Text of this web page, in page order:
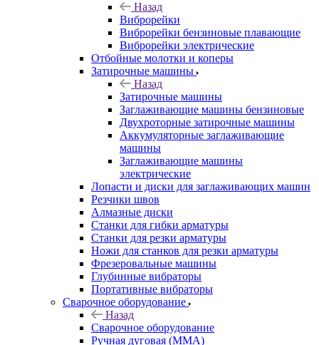
Назад
Виброрейки
Виброрейки бензиновые плавающие
Виброрейки электрические
Отбойные молотки и коперы
Затирочные машины
Назад
Затирочные машины
Заглаживающие машины бензиновые
Двухроторные затирочные машины
Аккумуляторные заглаживающие
машины
Заглаживающие машины
электрические
Лопасти и диски для заглаживающих машин
Резчики швов
Алмазные диски
Станки для гибки арматуры
Станки для резки арматуры
Ножи для станков для резки арматуры
Фрезеровальные машины
Глубинные вибраторы
Портативные вибраторы
Сварочное оборудование
Назад
Сварочное оборудование
Ручная дуговая (MMA)